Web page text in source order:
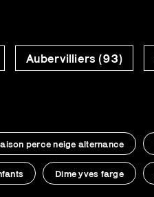
Aubervilliers (93)
perce neige alternance
Dime yves farge